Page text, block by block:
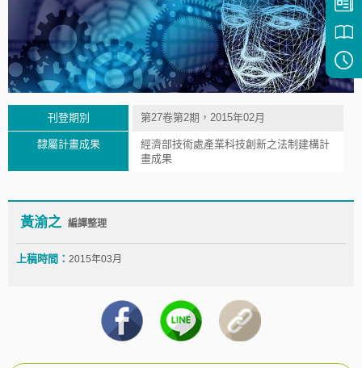
刊登期別 第27卷第2期，2015年02月
隸屬計畫成果
經濟部技術處產業科技創新之法制建構計
畫成果
黃渝之 編譯整理
上稿時間： 2015年03月